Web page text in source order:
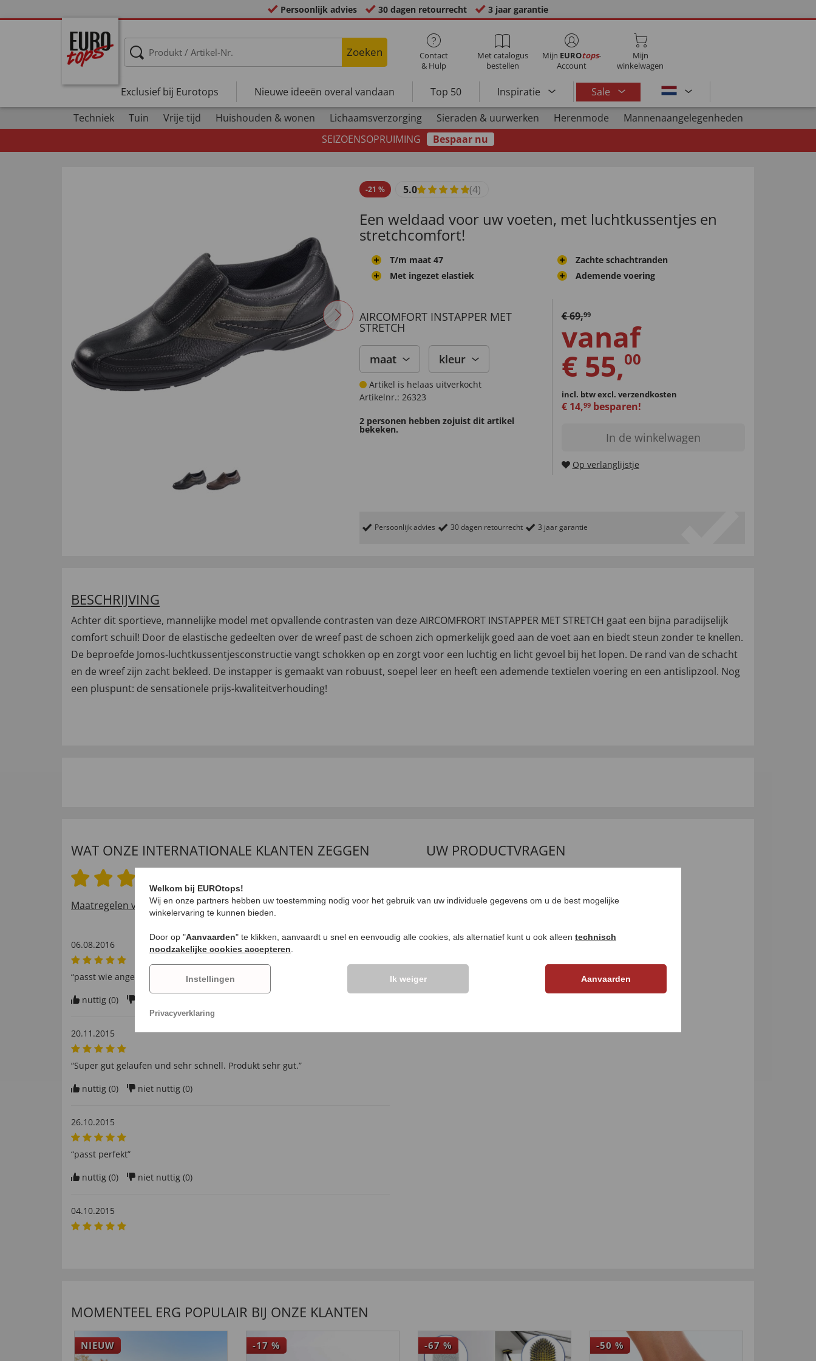
Persoonlijk advies 30 dagen retourrecht 3 jaar garantie
Zoeken
Contact
& Hulp
Met catalogus
bestellen
Mijn EUROtops-
Account
Mijn
winkelwagen
Exclusief bij Eurotops Nieuwe ideeën overal vandaan Top 50 Inspiratie
Sale
Techniek
Tuin Vrije tijd Huishouden & wonen Lichaamsverzorging Sieraden & uurwerken Herenmode
Mannenaangelegenheden
SEIZOENSOPRUIMING
Bespaar nu
-21 % 5.0 (4)
Een weldaad voor uw voeten, met luchtkussentjes en
stretchcomfort!
T/m maat 47
Met ingezet elastiek
Zachte schachtranden
Ademende voering
AIRCOMFORT INSTAPPER MET
STRETCH
maat kleur
Artikel is helaas uitverkocht
Artikelnr.: 26323
2 personen hebben zojuist dit artikel
bekeken.
€69,99
vanaf
€ 55,00
incl. btwexcl. verzendkosten
€ 14,99besparen!
In de winkelwagen
Op verlanglijstje
Persoonlijk advies 30 dagen retourrecht 3 jaar garantie
BESCHRIJVING
Achter dit sportieve, mannelijke model met opvallende contrasten van deze AIRCOMFRORT INSTAPPER MET STRETCH gaat een bijna paradijselijk
comfort schuil! Door de elastische gedeelten over de wreef past de schoen zich opmerkelijk goed aan de voet aan en biedt steun zonder te knellen.
De beproefde Jomos-luchtkussentjesconstructie vangt schokken op en zorgt voor een luchtig en licht gevoel bij het lopen. De rand van de schacht
en de wreef zijn zacht bekleed. De instapper is gemaakt van robuust, soepel leer en heeft een ademende textielen voering en een antislipzool. Nog
een pluspunt: de sensationele prijs-kwaliteitverhouding!
WAT ONZE INTERNATIONALE KLANTEN ZEGGEN
Maatregelen voor het verifiëren van beoordelingen >>
06.08.2016
“passt wie angegossen und gefällt”
nuttig (0)
20.11.2015
“Super gut gelaufen und sehr schnell. Produkt sehr gut.”
nuttig (0) niet nuttig (0)
26.10.2015
“passt perfekt”
nuttig (0) niet nuttig (0)
04.10.2015
UW PRODUCTVRAGEN
MOMENTEEL ERG POPULAIR BIJ ONZE KLANTEN
NIEUW -17 % -67 % -50 %
Welkom bij EUROtops!
Wij en onze partners hebben uw toestemming nodig voor het gebruik van uw individuele gegevens om u de best mogelijke
winkelervaring te kunnen bieden.
Door op "Aanvaarden" te klikken, aanvaardt u snel en eenvoudig alle cookies, als alternatief kunt u ook alleen technisch
noodzakelijke cookies accepteren
Instellingen Ik weiger Aanvaarden
Privacyverklaring